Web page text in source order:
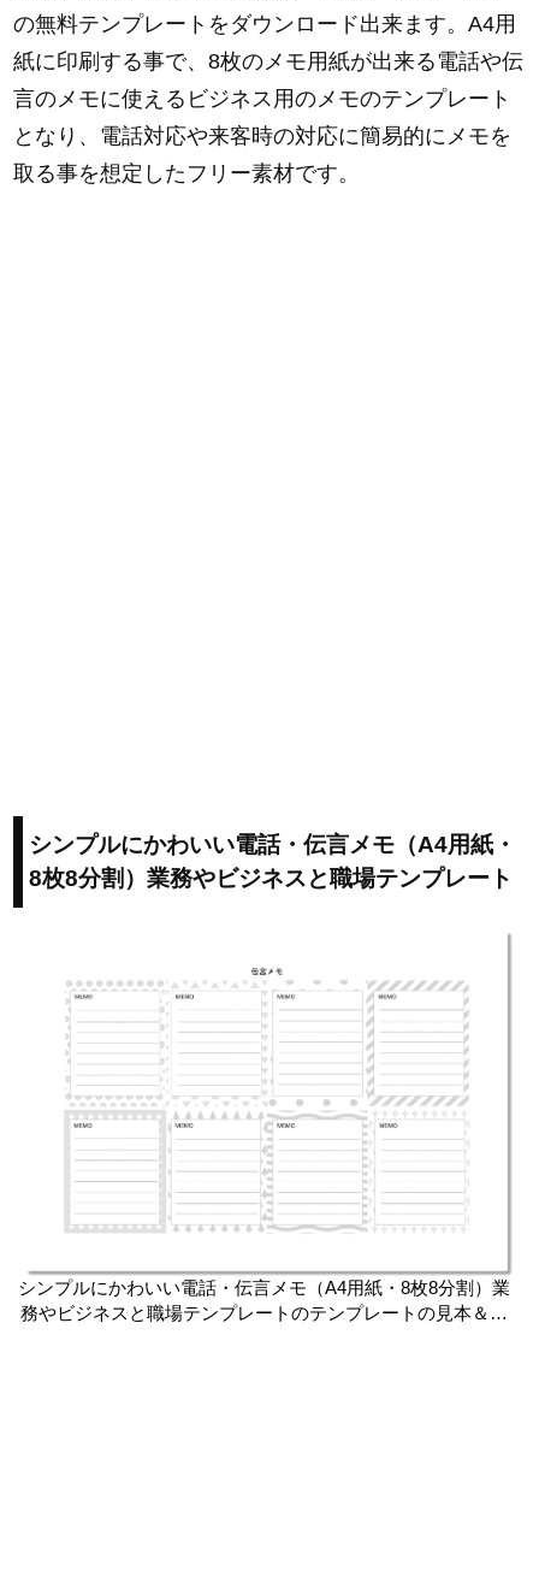
の無料テンプレートをダウンロード出来ます。A4用
紙に印刷する事で、8枚のメモ用紙が出来る電話や伝
言のメモに使えるビジネス用のメモのテンプレート
となり、電話対応や来客時の対応に簡易的にメモを
取る事を想定したフリー素材です。
シンプルにかわいい電話・伝言メモ（A4用紙・
8枚8分割）業務やビジネスと職場テンプレート
シンプルにかわいい電話・伝言メモ（A4用紙・8枚8分割）業
務やビジネスと職場テンプレートのテンプレートの見本＆サ